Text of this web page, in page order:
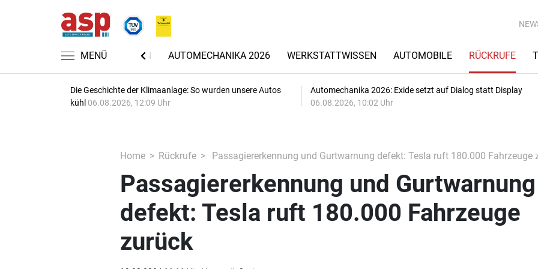
MENÜ
NACHRICHTEN AUTOMECHANIKA 2026 WERKSTATTWISSEN AUTOMOBILE RÜCKRUFE
Die Geschichte der Klimaanlage: So wurden unsere Autos
kühl 06.08.2026, 12:09 Uhr
Automechanika 2026: Exide setzt auf Dialog statt Display
06.08.2026, 10:02 Uhr
Home Rückrufe Passagiererkennung und Gurtwarnung defekt: Tesla ruft 180.000 Fahrzeuge
Passagiererkennung und Gurtwarnung
defekt: Tesla ruft 180.000 Fahrzeuge
zurück